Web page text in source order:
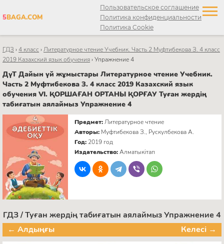
5BAGA.COM
Пользовательское соглашение
Политика конфиденциальности
Политика Cookie
ГДЗ ›4 класс ›Литературное чтение Учебник. Часть 2 Муфтибекова З. 4 класс
2019 Казахский язык обучения›Упражнение 4
ДүТ Дайын үй жұмыстары Литературное чтение Учебник.
Часть 2 Муфтибекова З. 4 класс 2019 Казахский язык
обучения VI. ҚОРШАҒАН ОРТАНЫ ҚОРҒАУ Туған жердің
табиғатын аялаймыз Упражнение 4
Предмет:Литературное чтение
Авторы: Муфтибекова З., Рускулбекова А.
Год: 2019 год
Издательство:Алматыкітап
ГДЗ / Туған жердің табиғатын аялаймыз Упражнение 4
← Алдыңғы
Келесі →